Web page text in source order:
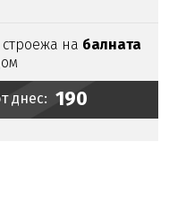
строежа на балната
днес: 190